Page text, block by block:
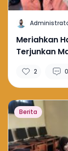
A
Meriahkan
Terjunkan
2 0
Berita